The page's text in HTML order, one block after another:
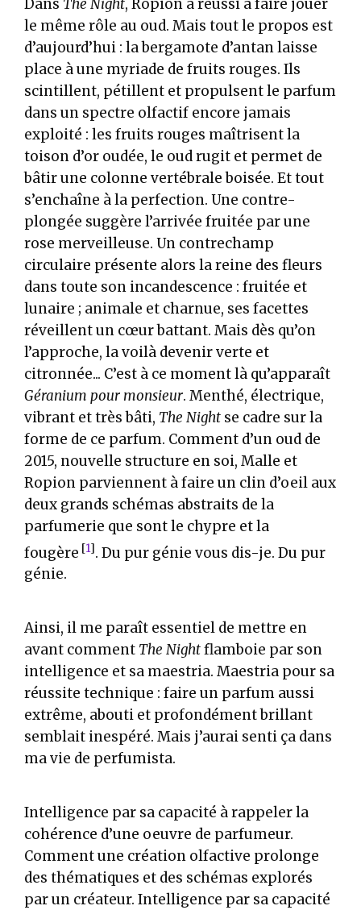
Dans The Night, Ropion a réussi à faire jouer
le même rôle au oud. Mais tout le propos est
d’aujourd’hui : la bergamote d’antan laisse
place à une myriade de fruits rouges. Ils
scintillent, pétillent et propulsent le parfum
dans un spectre olfactif encore jamais
exploité : les fruits rouges maîtrisent la
toison d’or oudée, le oud rugit et permet de
bâtir une colonne vertébrale boisée. Et tout
s’enchaîne à la perfection. Une contre-
plongée suggère l’arrivée fruitée par une
rose merveilleuse. Un contrechamp
circulaire présente alors la reine des fleurs
dans toute son incandescence : fruitée et
lunaire ; animale et charnue, ses facettes
réveillent un cœur battant. Mais dès qu’on
l’approche, la voilà devenir verte et
citronnée... C’est à ce moment là qu’apparaît
Géranium pour monsieur. Menthé, électrique,
vibrant et très bâti, The Night se cadre sur la
forme de ce parfum. Comment d’un oud de
2015, nouvelle structure en soi, Malle et
Ropion parviennent à faire un clin d’oeil aux
deux grands schémas abstraits de la
parfumerie que sont le chypre et la
fougère [1]. Du pur génie vous dis-je. Du pur
génie.
Ainsi, il me paraît essentiel de mettre en
avant comment The Nightflamboie par son
intelligence et sa maestria. Maestria pour sa
réussite technique : faire un parfum aussi
extrême, abouti et profondément brillant
semblait inespéré. Mais j’aurai senti ça dans
ma vie de perfumista.
Intelligence par sa capacité à rappeler la
cohérence d’une oeuvre de parfumeur.
Comment une création olfactive prolonge
des thématiques et des schémas explorés
par un créateur. Intelligence par sa capacité